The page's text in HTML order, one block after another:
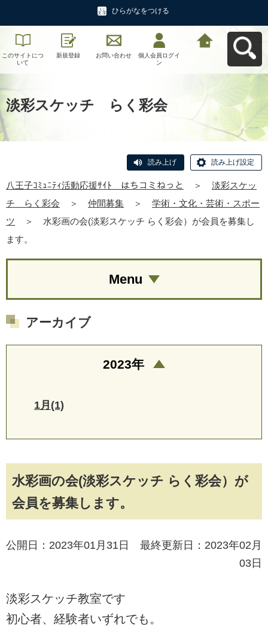
ひらがなをつける
このサイトにつ
いて
新規登録 お問い合わせ
個人会員ログイ
ン
淡彩スケッチ らく彩会
読み上げ 読み上げ設定
八王子ｺﾐｭﾆﾃｨ活動応援ｻｲﾄ はちコミねっと ＞
淡彩スケッ
チ らく彩会
＞ 仲間募集 ＞
学術・文化・芸術・スポー
ツ
＞
水彩画の会(淡彩スケッチ らく彩会）が会員を募集し
ます。
水彩画の会(淡彩スケッチ らく彩会）が
会員を募集します。
公開日：2023年01月31日 最終更新日：2023年02月
03日
淡彩スケッチ教室です
初心者、経験者いずれでも。
Menu
アーカイブ
2023年
1月(1)